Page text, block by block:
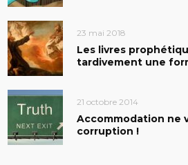
23 mai 2018
Les livres
tardivement une
21 octobre 2014
Accommodation ne
corruption !